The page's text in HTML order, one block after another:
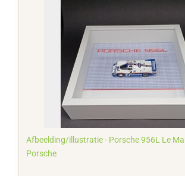
Afbeelding/illustratie - Porsche 956L Le
Porsche